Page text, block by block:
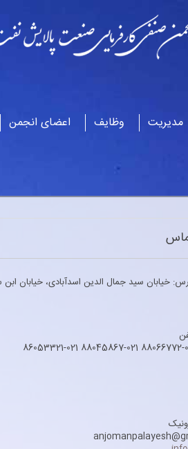
مدیریت وظایف اعضای انجمن
خیابان سید جمال الدین اسدآبادی، خیابان ابن
88066772-021 88045867-021